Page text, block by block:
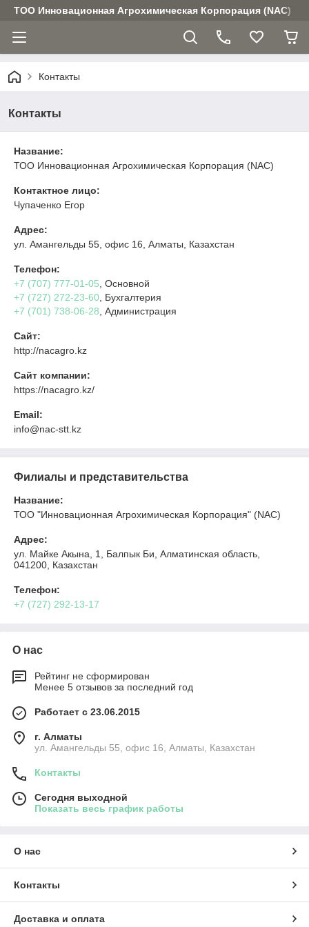
ТОО Инновационная Агрохимическая Корпорация (NAC)
Контакты
Контакты
Название:
ТОО Инновационная Агрохимическая Корпорация (NAC)
Контактное лицо:
Чупаченко Егор
Адрес:
ул. Амангельды 55, офис 16, Алматы, Казахстан
Телефон:
+7 (707) 777-01-05 , Основной
+7 (727) 272-23-60 , Бухгалтерия
+7 (701) 738-06-28 , Администрация
Сайт:
http://nacagro.kz
Сайт компании:
https://nacagro.kz/
Email:
info@nac-stt.kz
Филиалы и представительства
Название:
ТОО "Инновационная Агрохимическая Корпорация" (NAC)
Адрес:
ул. Майке Акына, 1, Балпык Би, Алматинская область,
041200, Казахстан
Телефон:
+7 (727) 292-13-17
О нас
Рейтинг не сформирован
Менее 5 отзывов за последний год
Работает с 23.06.2015
г. Алматы
ул. Амангельды 55, офис 16, Алматы, Казахстан
Контакты
Сегодня выходной
Показать весь график работы
О нас
Контакты
Доставка и оплата